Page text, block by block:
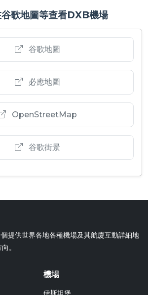
歌地圖等查看DXB機場
谷歌地圖
必應地圖
OpenStreetMap
谷歌街景
供世界各地各種機場及其航廈互動詳細地
。
機場
伊斯坦堡